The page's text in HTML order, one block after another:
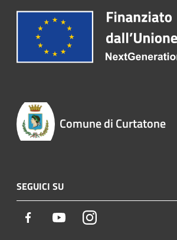
Comune di Curtatone
SEGUICI SU
Facebook YoutubeInstagram